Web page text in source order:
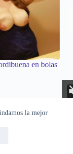
la mejor
en bolas
autores. Este sitio
en Internet. Si
hacerlo a través